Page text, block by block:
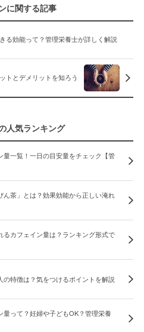
に関する記事
る効能って？管理栄養士が詳しく解説
トとデメリットを知ろう
人気ランキング
量一覧！一日の目安量をチェック【管
ん茶」とは？効果効能から正しい淹れ
るカフェイン量は？ランキング形式で
の特徴は？気をつけるポイントを解説
量って？妊婦や子どもOK？管理栄養